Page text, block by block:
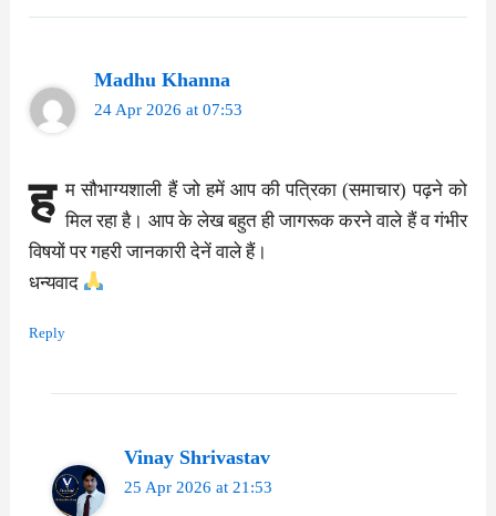
Madhu Khanna
24 Apr 2026 at 07:53
ह म सौभाग्यशाली हैं जो हमें आप की पत्रिका (समाचार) पढ़ने को
मिल रहा है। आप के लेख बहुत ही जागरूक करने वाले हैं व गंभीर
विषयों पर गहरी जानकारी देनें वाले हैं।
धन्यवाद
Reply
Vinay Shrivastav
25 Apr 2026 at 21:53